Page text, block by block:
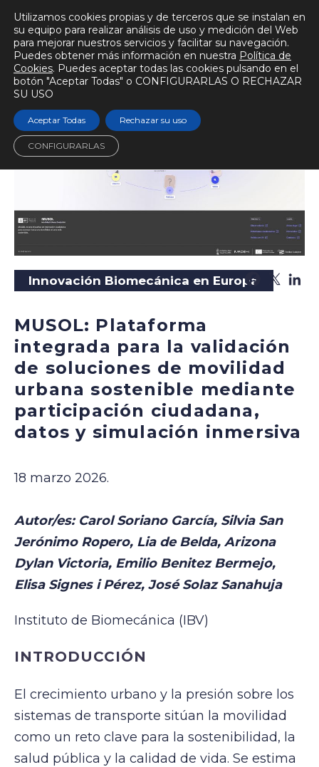
BIOMECÁNICAMENTE
Tiempo de lectura 7 min.
Escuchar audio
Innovación Biomecánica en Europa
MUSOL: Plataforma
integrada para la validación
de soluciones de movilidad
urbana sostenible mediante
participación ciudadana,
datos y simulación inmersiva
18 marzo 2026.
Autor/es: Carol Soriano García, Silvia San
Jerónimo Ropero, Lia de Belda, Arizona
Dylan Victoria, Emilio Benitez Bermejo,
Elisa Signes i Pérez, José Solaz Sanahuja
Instituto de Biomecánica (IBV)
INTRODUCCIÓN
El crecimiento urbano y la presión sobre los
sistemas de transporte sitúan la movilidad
como un reto clave para la sostenibilidad, la
salud pública y la calidad de vida. Se estima
Utilizamos cookies propias y de terceros que se instalan en
su equipo para realizar análisis de uso y medición del Web
para mejorar nuestros servicios y facilitar su navegación.
Puedes obtener más información en nuestra Política de
Cookies. Puedes aceptar todas las cookies pulsando en el
botón "Aceptar Todas" o CONFIGURARLAS O RECHAZAR
SU USO
Aceptar Todas Rechazar su uso
CONFIGURARLAS